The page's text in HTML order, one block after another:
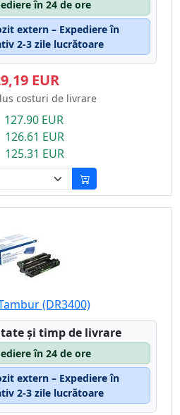
în 24 de ore
extern – Expediere în
2-3 zile lucrătoare
EUR
costuri de livrare
EUR
126.61 EUR
125.31 EUR
(DR3400)
și timp de livrare
în 24 de ore
extern – Expediere în
2-3 zile lucrătoare